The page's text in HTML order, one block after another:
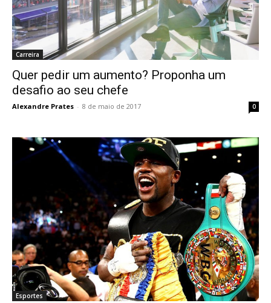
Carreira
Quer pedir um aumento? Proponha um
desafio ao seu chefe
Alexandre Prates - 8 de maio de 2017 0
Esportes